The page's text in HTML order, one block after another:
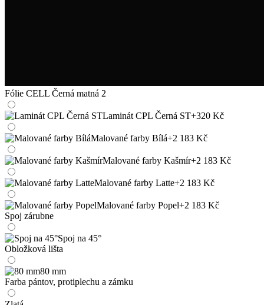
Fólie CELL Černá matná 2
Laminát CPL Černá ST+320 Kč
Malované farby Bílá+2 183 Kč
Malované farby Kašmír+2 183 Kč
Malované farby Latte+2 183 Kč
Malované farby Popel+2 183 Kč
Spoj zárubne
Spoj na 45°
Obložková lišta
80 mm
Farba pántov, protiplechu a zámku